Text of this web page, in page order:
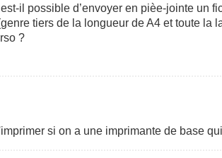
il possible d’envoyer en pièe-jointe un
tiers de la longueur de A4 et toute la
?
si on a une imprimante de base